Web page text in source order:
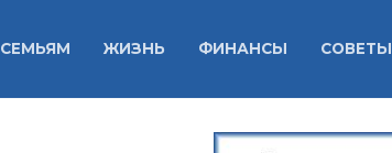
СЕМЬЯМ ЖИЗНЬ ФИНАНСЫ СОВЕТЫ